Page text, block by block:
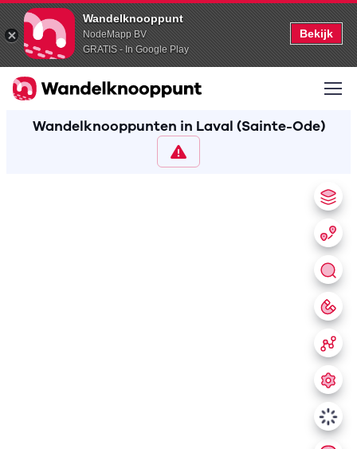
Wandelknooppunt
NodeMapp BV
GRATIS - In Google Play
Bekijk
Wandelknooppunten in Laval (Sainte-Ode)